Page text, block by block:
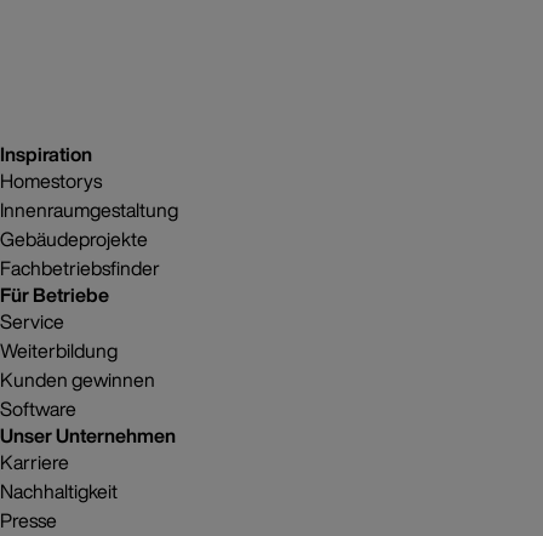
Inspiration
Homestorys
Innenraumgestaltung
Gebäudeprojekte
Fachbetriebsfinder
Für Betriebe
Service
Weiterbildung
Kunden gewinnen
Software
Unser Unternehmen
Karriere
Nachhaltigkeit
Presse